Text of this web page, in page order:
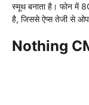
स्मूथ बनाता है। फोन में
है, जिससे ऐप्स तेजी से
Nothing